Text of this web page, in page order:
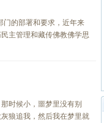
门的部署和要求，近年来
主管理和藏传佛教佛学思
时候小，噩梦里没有别
狼追我，然后我在梦里就